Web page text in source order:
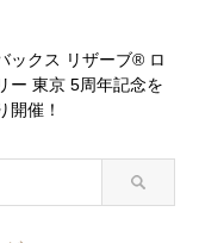
ックス リザーブ® ロ
ー 東京 5周年記念を
開催！